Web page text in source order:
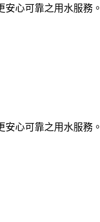
心可靠之用水服務。
心可靠之用水服務。